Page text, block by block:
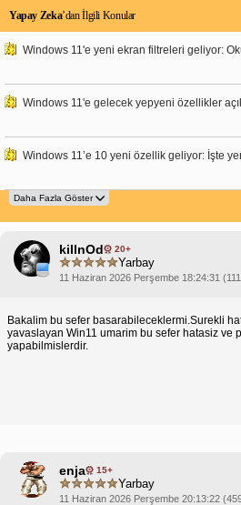
Yapay Zeka’dan İlgili Konular
Windows 11'e yeni ekran filtreleri geliyor:
Windows 11'e gelecek yepyeni özellikler
Windows 11’e 10 yeni özellik geliyor: İşte
killnOd 20+
Yarbay
11 Haziran 2026 Perşembe 18:24:31
Bakalim bu sefer basarabileceklermi.Surekli
yavaslayan Win11 umarim bu sefer hatasiz ve
yapabilmislerdir.
enja 15+
Yarbay
11 Haziran 2026 Perşembe 20:13:22